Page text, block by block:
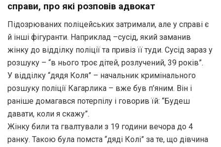
справи, про які розповів адвокат
Підозрюваних поліцейських затримали, але у справі є
й інші фігуранти. Наприклад –сусід, який заманив
жінку до відділку поліції та привіз її туди. Сусід зараз у
розшуку – “в нього троє дітей, розлучений, 39 років”.
У відділку “дядя Коля” – начальник кримінального
розшуку поліції Кагарлика – вже був п’яним. Він і
раніше домагався потерпілу і говорив їй: “Будеш
давати, коли я скажу”.
Жінку били та гвалтували з 19 години вечора до 4
ранку. Такою була помста “дяді Колі” за те, що дівчина